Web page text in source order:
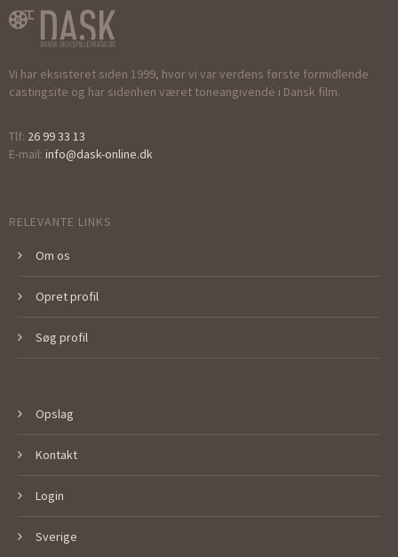
Vi har eksisteret siden 1999, hvor vi var verdens første formidlende
castingsite og har sidenhen været toneangivende i Dansk film.
Tlf: 26 99 33 13
E-mail: info@dask-online.dk
RELEVANTE LINKS
Om os
Opret profil
Søg profil
Opslag
Kontakt
Login
Sverige